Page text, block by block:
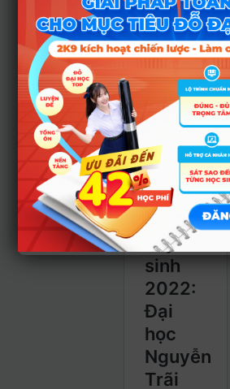
chức
Số chỉ tiêu: 11%
chỉ tiêu.
Ngoài ra, thí sinh
tham thảo thông tin
về các
ngành đào
tạo, tổ hợp xét
tuyển của trường
TẠI ĐÂY